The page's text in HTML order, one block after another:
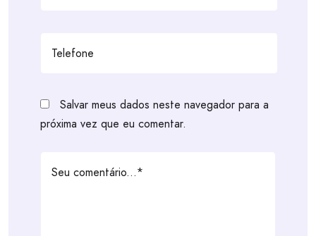
Salvar meus dados neste navegador para a
próxima vez que eu comentar.